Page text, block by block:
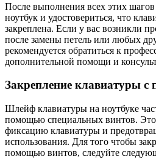
После выполнения всех этих
ноутбук и удостовериться, что
закреплена. Если у вас возникли
после замены петель или любых
рекомендуется обратиться к
дополнительной помощи и
Закрепление клавиатуры
Шлейф клавиатуры на ноутбуке
помощью специальных винтов.
фиксацию клавиатуры и
использования. Для того чтобы
помощью винтов, следуйте